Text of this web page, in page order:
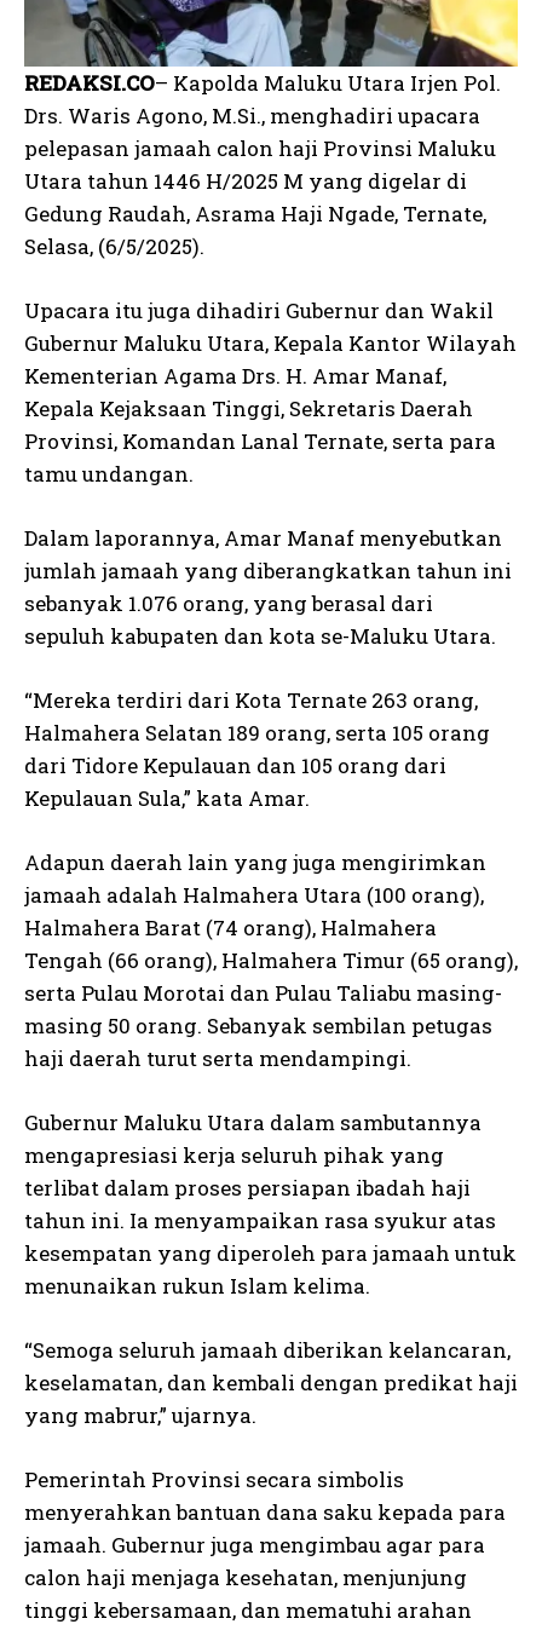
REDAKSI.CO– Kapolda Maluku Utara Irjen Pol.
Drs. Waris Agono, M.Si., menghadiri upacara
pelepasan jamaah calon haji Provinsi Maluku
Utara tahun 1446 H/2025 M yang digelar di
Gedung Raudah, Asrama Haji Ngade, Ternate,
Selasa, (6/5/2025).
Upacara itu juga dihadiri Gubernur dan Wakil
Gubernur Maluku Utara, Kepala Kantor Wilayah
Kementerian Agama Drs. H. Amar Manaf,
Kepala Kejaksaan Tinggi, Sekretaris Daerah
Provinsi, Komandan Lanal Ternate, serta para
tamu undangan.
Dalam laporannya, Amar Manaf menyebutkan
jumlah jamaah yang diberangkatkan tahun ini
sebanyak 1.076 orang, yang berasal dari
sepuluh kabupaten dan kota se-Maluku Utara.
“Mereka terdiri dari Kota Ternate 263 orang,
Halmahera Selatan 189 orang, serta 105 orang
dari Tidore Kepulauan dan 105 orang dari
Kepulauan Sula,” kata Amar.
Adapun daerah lain yang juga mengirimkan
jamaah adalah Halmahera Utara (100 orang),
Halmahera Barat (74 orang), Halmahera
Tengah (66 orang), Halmahera Timur (65 orang),
serta Pulau Morotai dan Pulau Taliabu masing-
masing 50 orang. Sebanyak sembilan petugas
haji daerah turut serta mendampingi.
Gubernur Maluku Utara dalam sambutannya
mengapresiasi kerja seluruh pihak yang
terlibat dalam proses persiapan ibadah haji
tahun ini. Ia menyampaikan rasa syukur atas
kesempatan yang diperoleh para jamaah untuk
menunaikan rukun Islam kelima.
“Semoga seluruh jamaah diberikan kelancaran,
keselamatan, dan kembali dengan predikat haji
yang mabrur,” ujarnya.
Pemerintah Provinsi secara simbolis
menyerahkan bantuan dana saku kepada para
jamaah. Gubernur juga mengimbau agar para
calon haji menjaga kesehatan, menjunjung
tinggi kebersamaan, dan mematuhi arahan